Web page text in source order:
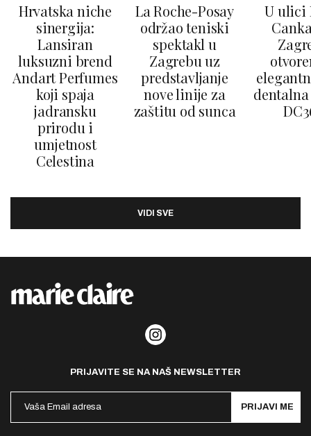
Hrvatska niche
sinergija:
Lansiran
luksuzni brend
Andart Perfumes
koji spaja
jadransku
prirodu i
umjetnost
Celestina
La Roche-Posay
održao teniski
spektakl u
Zagrebu uz
predstavljanje
nove linije za
zaštitu od sunca
U ulici
VIDI SVE
PRIJAVITE SE NA NAŠ NEWSLETTER
PRIJAVI ME